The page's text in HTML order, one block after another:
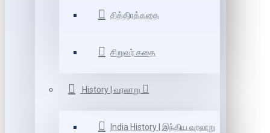
சித்திரக்கதை
சிறுவர் கதை
History | வரலாறு
India History | இந்திய வரலாறு